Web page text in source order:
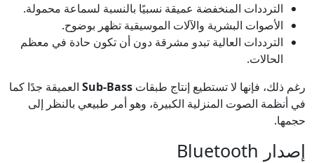
الترددات المنخفضة عميقة نسبيًا بالنسبة لسماعة محمولة.
الأصوات البشرية والآلات الموسيقية تظهر بوضوح.
الترددات العالية تبدو مشرقة دون أن تكون حادة في معظم
الحالات.
رغم ذلك، فإنها لا تستطيع إنتاج طبقات Sub-Bass العميقة جدًا كما
في أنظمة الصوت المنزلية الكبيرة، وهو أمر طبيعي بالنظر إلى
حجمها.
إصدار Bluetooth